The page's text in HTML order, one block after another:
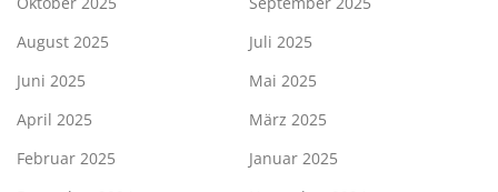
August 2025
Juli 2025
Juni 2025
Mai 2025
April 2025
März 2025
Februar 2025
Januar 2025